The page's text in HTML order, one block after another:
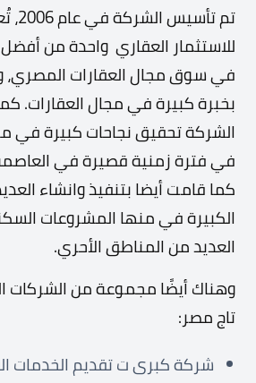
تم
للاستثمار العقاري واحدة من أفضل
في سوق مجال العقارات المصري،
بخبرة كبيرة في مجال العقارات.
الشركة تحقيق نجاحات كبيرة في
في فترة زمنية قصيرة في العاصمة
كما قامت أيضا بتنفيذ وانشاء
الكبيرة في منها المشروعات
العديد من المناطق الأحري.
وهناك أيضًا مجموعة من الشركات
تاج مصر:
شركة كبرى ت تقديم الخدمات